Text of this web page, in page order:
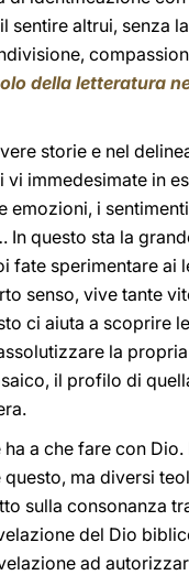
sentire altrui, senza
della letteratura
storie e nel
vi immedesimate in
emozioni, i
In questo sta la
fate sperimentare ai
senso, vive tante
ci aiuta a scoprire
la
il profilo di
a che fare con
ma diversi
sulla consonanza
del Dio
ad